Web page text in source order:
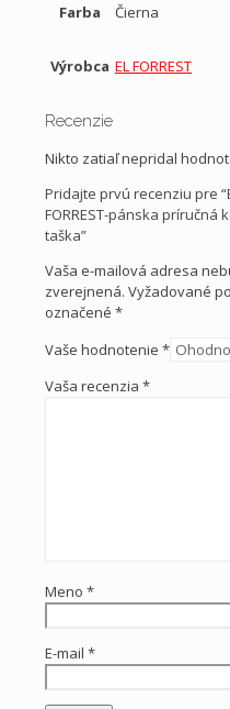
Farba Čierna
Výrobca EL FORREST
Recenzie
Nikto zatiaľ nepridal
Pridajte prvú recenziu pre
FORREST-pánska príručná
taška”
Vaša e-mailová adresa
zverejnená. Vyžadované
označené *
Vaše hodnotenie *
Vaša recenzia *
Meno *
E-mail *